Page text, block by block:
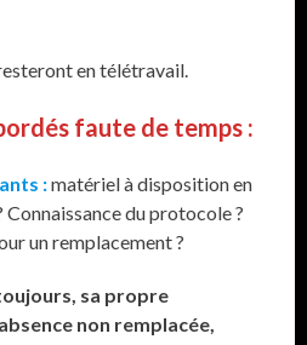
en télétravail.
faute de temps :
:matériel à disposition en
Connaissance du protocole ?
un remplacement ?
sa propre
non remplacée,